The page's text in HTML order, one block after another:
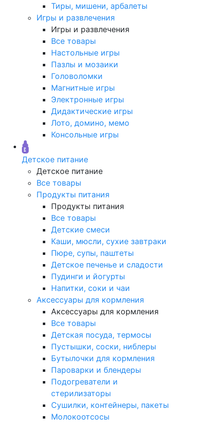
Тиры, мишени, арбалеты
Игры и развлечения
Игры и развлечения
Все товары
Настольные игры
Пазлы и мозаики
Головоломки
Магнитные игры
Электронные игры
Дидактические игры
Лото, домино, мемо
Консольные игры
Детское питание
Детское питание
Все товары
Продукты питания
Продукты питания
Все товары
Детские смеси
Каши, мюсли, сухие завтраки
Пюре, супы, паштеты
Детское печенье и сладости
Пудинги и йогурты
Напитки, соки и чаи
Аксессуары для кормления
Аксессуары для кормления
Все товары
Детская посуда, термосы
Пустышки, соски, ниблеры
Бутылочки для кормления
Пароварки и блендеры
Подогреватели и
стерилизаторы
Сушилки, контейнеры, пакеты
Молокоотсосы